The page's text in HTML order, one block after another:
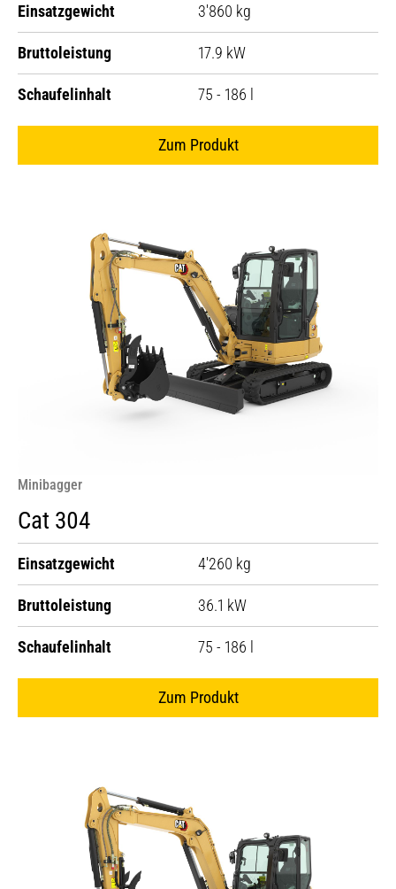
Einsatzgewicht 3'860 kg
Bruttoleistung 17.9 kW
Schaufelinhalt 75 - 186 l
Zum Produkt
Minibagger
Cat 304
Einsatzgewicht 4'260 kg
Bruttoleistung 36.1 kW
Schaufelinhalt 75 - 186 l
Zum Produkt